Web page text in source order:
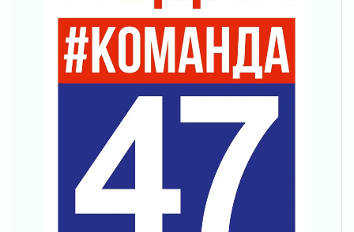
Что делать со сбережениями
04 августа 2026
Награды нашли строителей
03 августа 2026
Ленобласть повышает производительность
Поддержка волонтерских объединений
03 августа 2026
Ладожский мост полностью закроют на два
03 августа 2026